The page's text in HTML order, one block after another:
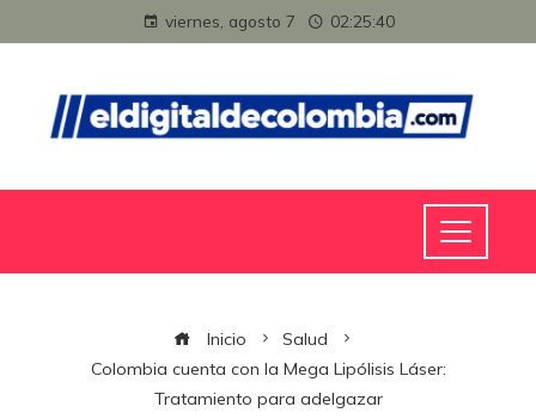
viernes, agosto 7 02:25:41
Inicio
Salud
Colombia cuenta con la Mega Lipólisis Láser:
Tratamiento para adelgazar